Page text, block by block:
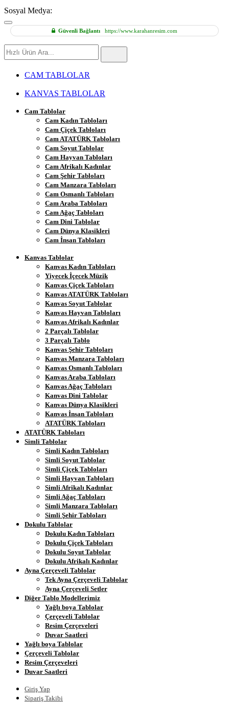
Sosyal Medya:
Güvenli Bağlantı https://www.karahanresim.com
Hızlı
Ürün
CAM TABLOLAR
KANVAS TABLOLAR
Cam Tablolar
Cam Kadın Tabloları
Cam Çiçek Tabloları
Cam ATATÜRK Tabloları
Cam Soyut Tablolar
Cam Hayvan Tabloları
Cam Afrikalı Kadınlar
Cam Şehir Tabloları
Cam Manzara Tabloları
Cam Osmanlı Tabloları
Cam Araba Tabloları
Cam Ağaç Tabloları
Cam Dini Tablolar
Cam Dünya Klasikleri
Cam İnsan Tabloları
Kanvas Tablolar
Kanvas Kadın Tabloları
Yiyecek İçecek Müzik
Kanvas Çiçek Tabloları
Kanvas ATATÜRK Tabloları
Kanvas Soyut Tablolar
Kanvas Hayvan Tabloları
Kanvas Afrikalı Kadınlar
2 Parçalı Tablolar
3 Parçalı Tablo
Kanvas Şehir Tabloları
Kanvas Manzara Tabloları
Kanvas Osmanlı Tabloları
Kanvas Araba Tabloları
Kanvas Ağaç Tabloları
Kanvas Dini Tablolar
Kanvas Dünya Klasikleri
Kanvas İnsan Tabloları
ATATÜRK Tabloları
ATATÜRK Tabloları
Simli Tablolar
Simli Kadın Tabloları
Simli Soyut Tablolar
Simli Çiçek Tabloları
Simli Hayvan Tabloları
Simli Afrikalı Kadınlar
Simli Ağaç Tabloları
Simli Manzara Tabloları
Simli Şehir Tabloları
Dokulu Tablolar
Dokulu Kadın Tabloları
Dokulu Çiçek Tabloları
Dokulu Soyut Tablolar
Dokulu Afrikalı Kadınlar
Ayna Çerçeveli Tablolar
Tek Ayna Çerçeveli Tablolar
Ayna Çerçeveli Setler
Diğer Tablo Modellerimiz
Yağlı boya Tablolar
Çerçeveli Tablolar
Resim Çerçeveleri
Duvar Saatleri
Yağlı boya Tablolar
Çerçeveli Tablolar
Resim Çerçeveleri
Duvar Saatleri
Giriş Yap
Sipariş Takibi